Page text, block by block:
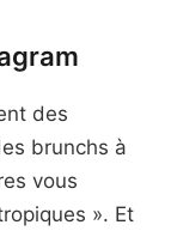
des
brunchs à
vous
». Et